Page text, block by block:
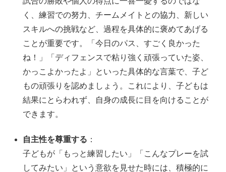
く、練習での努力、チームメイトとの協力、新しい
スキルへの挑戦など、過程を具体的に褒めてあげる
ことが重要です。「今日のパス、すごく良かった
ね！」「ディフェンスで粘り強く頑張っていた姿、
かっこよかったよ」といった具体的な言葉で、子ど
もの頑張りを認めましょう。これにより、子どもは
結果にとらわれず、自身の成長に目を向けることが
できます。
自主性を尊重する ：
子どもが「もっと練習したい」「こんなプレーを試
してみたい」という意欲を見せた時には、積極的に